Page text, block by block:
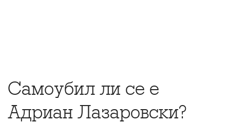
Самоубил ли се е
Адриан Лазаровски?